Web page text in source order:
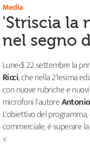
Media
'Striscia la
nel segno
Lunedì 22 settembre la
Ricci, che nella 21esima
con nuove rubriche e
microfoni l'autore
L'obiettivo del
commerciale, è superare
<